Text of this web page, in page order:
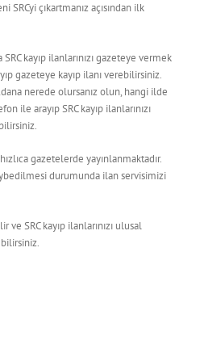
çıkartmanız açısından ilk
kayıp ilanlarınızı gazeteye vermek
gazeteye kayıp ilanı verebilirsiniz.
nerede olursanız olun, hangi ilde
ile arayıp SRC kayıp ilanlarınızı
gazetelerde yayınlanmaktadır.
durumunda ilan servisimizi
SRC kayıp ilanlarınızı ulusal